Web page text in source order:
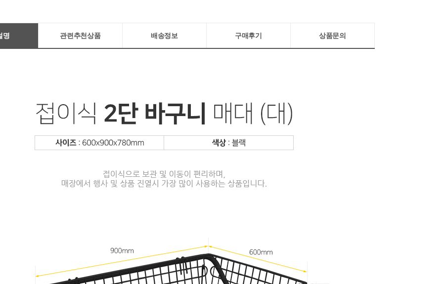
명 관련추천상품 배송정보 구매후기 상품문의